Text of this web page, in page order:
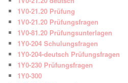
1V0-21.20 Prüfung
1V0-21.20 Prüfungsfragen
1V0-81.20 Prüfungsunterlagen
1Y0-204 Schulungsfragen
1Y0-204-deutsch Prüfungsfragen
1Y0-230 Prüfungsfragen
1Y0-300